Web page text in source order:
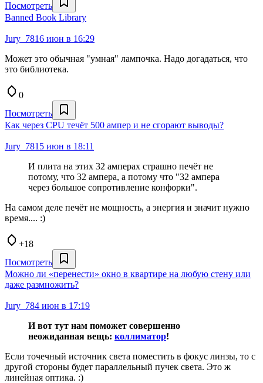
Посмотреть
Banned Book Library
Jury_7816 июн в 16:29
Может это обычная "умная" лампочка. Надо догадаться, что
это библиотека.
0
Посмотреть
Как через CPU течёт 500 ампер и не сгорают выводы?
Jury_7815 июн в 18:11
И плита на этих 32 амперах страшно печёт не
потому, что 32 ампера, а потому что "32 ампера
через большое сопротивление конфорки".
На самом деле печёт не мощность, а энергия и значит нужно
время.... :)
+18
Посмотреть
Можно ли «перенести» окно в квартире на любую стену или
даже размножить?
Jury_784 июн в 17:19
И вот тут нам поможет совершенно
неожиданная вещь: коллиматор!
Если точечный источник света поместить в фокус линзы, то с
другой стороны будет параллельный пучек света. Это ж
линейная оптика. :)